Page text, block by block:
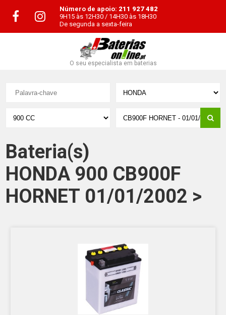
Número de apoio: 211 927 482
9H15 às 12H30 / 14H30 às 18H30
De segunda a sexta-feira
O seu especialista em baterias
Bateria(s)
HONDA 900 CB900F
HORNET 01/01/2002 >